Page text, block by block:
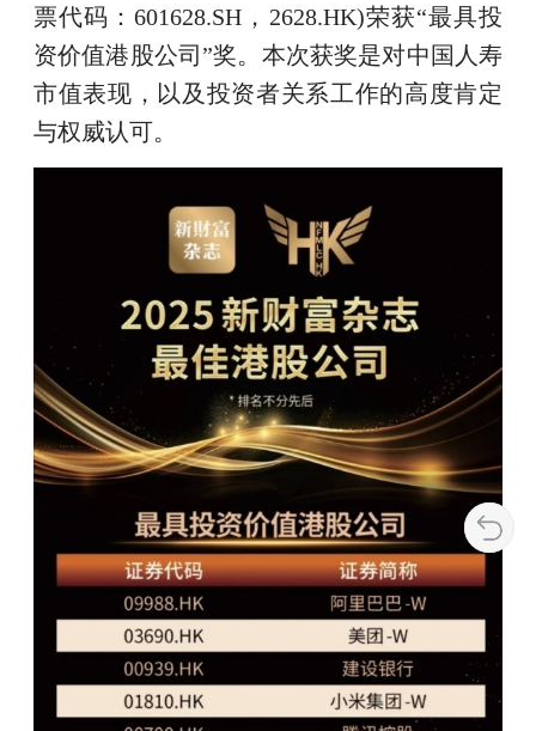
票代码：601628.SH，2628.HK)荣获“最具投
资价值港股公司”奖。本次获奖是对中国人寿
市值表现，以及投资者关系工作的高度肯定
与权威认可。